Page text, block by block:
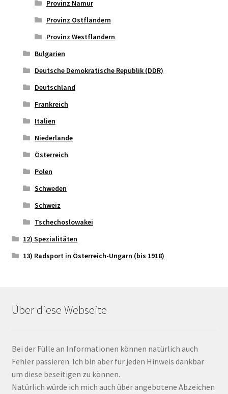
Provinz Namur
Provinz Ostflandern
Provinz Westflandern
Bulgarien
Deutsche Demokratische Republik (DDR)
Deutschland
Frankreich
Italien
Niederlande
Österreich
Polen
Schweden
Schweiz
Tschechoslowakei
12) Spezialitäten
13) Radsport in Österreich-Ungarn (bis 1918)
Über diese Webseite
Bei der Fülle an Informationen können natürlich auch
Fehler passieren. Ich bin aber für jeden Hinweis dankbar
um diese beseitigen zu können.
Natürlich würde ich mich auch über angebotene Abzeichen